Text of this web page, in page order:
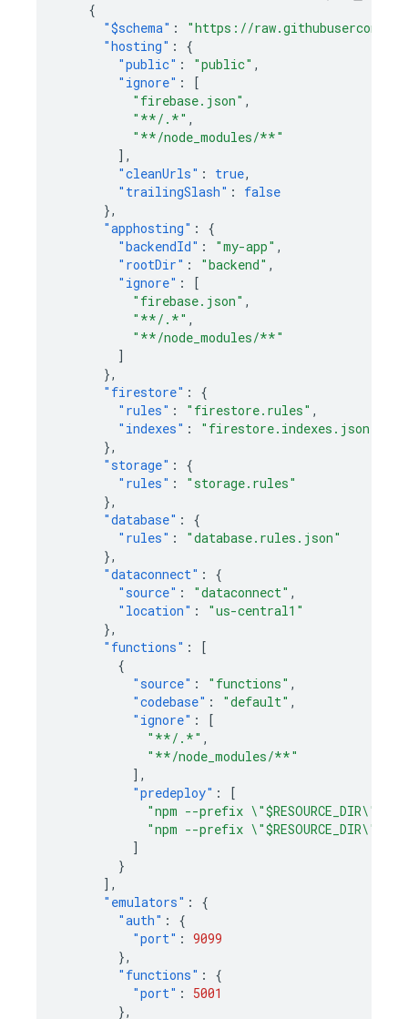
{
"$schema" :
"https://
"hosting" :
{
"public" : "public" ,
"ignore" :
[
"firebase.json" ,
"**/.*" ,
"**/node_modules/**"
],
"cleanUrls" : true,
"trailingSlash" :
false
},
"apphosting" :
{
"backendId" : "my-app" ,
"rootDir" : "backend" ,
"ignore" :
[
"firebase.json" ,
"**/.*" ,
"**/node_modules/**"
]
},
"firestore" :
{
"rules" : "firestore.rules" ,
"indexes" :
"firestore.indexes.json"
},
"storage" :
{
"rules" :
"storage.rules"
},
"database" :
{
"rules" :
"database.rules.json"
},
"dataconnect" :
{
"source" : "dataconnect" ,
"location" :
"us-central1"
},
"functions" :
[
{
"source" : "functions" ,
"codebase" : "default" ,
"ignore" :
[
"**/.*" ,
"**/node_modules/**"
],
"predeploy" :
[
"npm --prefix \"$RESOURCE_DIR\"
"npm --prefix \"$RESOURCE_DIR\"
]
}
],
"emulators" :
{
"auth" :
{
"port" : 9099
},
"functions" :
{
"port" :
5001
},